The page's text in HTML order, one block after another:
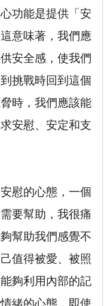
功能是提供「安
意味著，我們應
安全感，使我們
挑戰時回到這個
時，我們應該能
安慰、安定和支
慰的心態，一個
要幫助，我很痛
幫助我們感覺不
值得被愛、被照
夠利用內部的記